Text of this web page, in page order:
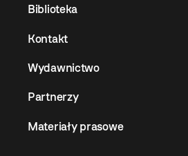
Biblioteka
Kontakt
Wydawnictwo
Partnerzy
Materiały prasowe